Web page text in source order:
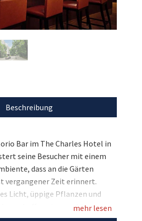
Beschreibung
Bar im The Charles Hotel in
seine Besucher mit einem
dass an die Gärten
vergangener Zeit erinnert.
Licht, üppige Pflanzen und
schaffen einen nahtlosen
mehr lesen